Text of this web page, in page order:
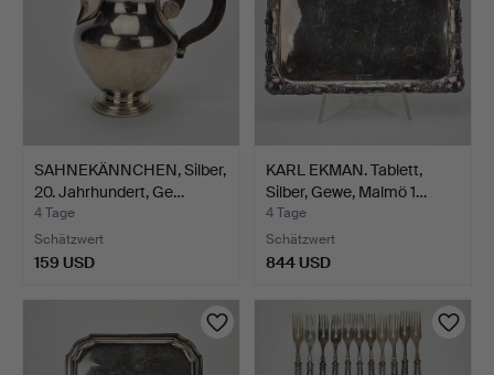
SAHNEKÄNNCHEN, Silber,
20. Jahrhundert, Ge…
4 Tage
Schätzwert
159 USD
KARL EKMAN. Tablett,
Silber, Gewe, Malmö 1…
4 Tage
Schätzwert
844 USD